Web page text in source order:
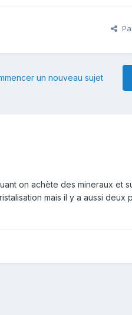
un nouveau sujet
on achète des mineraux et
mais il y a aussi deux